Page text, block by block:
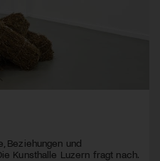
Beziehungen und
Kunsthalle Luzern fragt nach.